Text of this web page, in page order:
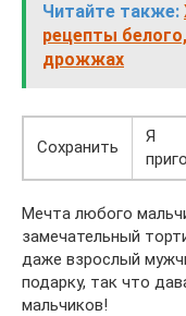
Читайте также:
рецепты
дрожжах
Сохранить
Я
Мечта любого
замечательный
даже взрослый
подарку, так что
мальчиков!